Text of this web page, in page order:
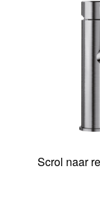
Scrol naar